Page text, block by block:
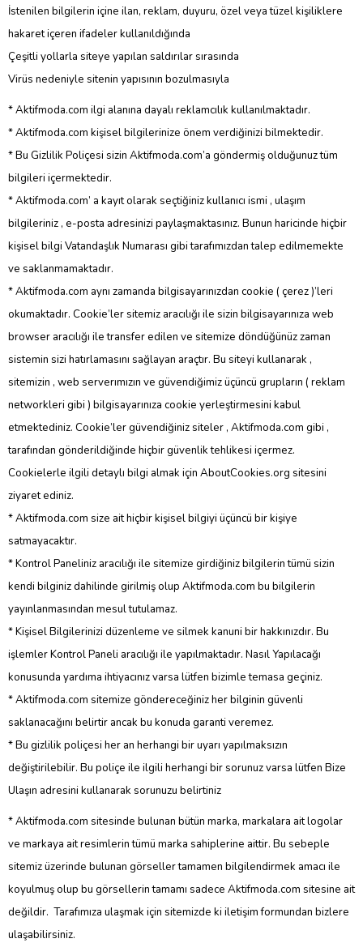
İstenilen bilgilerin içine ilan, reklam, duyuru, özel veya tüzel kişiliklere
hakaret içeren ifadeler kullanıldığında
Çeşitli yollarla siteye yapılan saldırılar sırasında
Virüs nedeniyle sitenin yapısının bozulmasıyla
* Aktifmoda.com ilgi alanına dayalı reklamcılık kullanılmaktadır.
* Aktifmoda.com kişisel bilgilerinize önem verdiğinizi bilmektedir.
* Bu Gizlilik Poliçesi sizin Aktifmoda.com’a göndermiş olduğunuz tüm
bilgileri içermektedir.
* Aktifmoda.com’ a kayıt olarak seçtiğiniz kullanıcı ismi , ulaşım
bilgileriniz , e-posta adresinizi paylaşmaktasınız. Bunun haricinde hiçbir
kişisel bilgi Vatandaşlık Numarası gibi tarafımızdan talep edilmemekte
ve saklanmamaktadır.
* Aktifmoda.com aynı zamanda bilgisayarınızdan cookie ( çerez )’leri
okumaktadır. Cookie’ler sitemiz aracılığı ile sizin bilgisayarınıza web
browser aracılığı ile transfer edilen ve sitemize döndüğünüz zaman
sistemin sizi hatırlamasını sağlayan araçtır. Bu siteyi kullanarak ,
sitemizin , web serverımızın ve güvendiğimiz üçüncü grupların ( reklam
networkleri gibi ) bilgisayarınıza cookie yerleştirmesini kabul
etmektediniz. Cookie’ler güvendiğiniz siteler , Aktifmoda.com gibi ,
tarafından gönderildiğinde hiçbir güvenlik tehlikesi içermez.
Cookielerle ilgili detaylı bilgi almak için AboutCookies.org sitesini
ziyaret ediniz.
* Aktifmoda.com size ait hiçbir kişisel bilgiyi üçüncü bir kişiye
satmayacaktır.
* Kontrol Paneliniz aracılığı ile sitemize girdiğiniz bilgilerin tümü sizin
kendi bilginiz dahilinde girilmiş olup Aktifmoda.com bu bilgilerin
yayınlanmasından mesul tutulamaz.
* Kişisel Bilgilerinizi düzenleme ve silmek kanuni bir hakkınızdır. Bu
işlemler Kontrol Paneli aracılığı ile yapılmaktadır. Nasıl Yapılacağı
konusunda yardıma ihtiyacınız varsa lütfen bizimle temasa geçiniz.
* Aktifmoda.com sitemize göndereceğiniz her bilginin güvenli
saklanacağını belirtir ancak bu konuda garanti veremez.
* Bu gizlilik poliçesi her an herhangi bir uyarı yapılmaksızın
değiştirilebilir. Bu poliçe ile ilgili herhangi bir sorunuz varsa lütfen Bize
Ulaşın adresini kullanarak sorunuzu belirtiniz
* Aktifmoda.com sitesinde bulunan bütün marka, markalara ait logolar
ve markaya ait resimlerin tümü marka sahiplerine aittir. Bu sebeple
sitemiz üzerinde bulunan görseller tamamen bilgilendirmek amacı ile
koyulmuş olup bu görsellerin tamamı sadece Aktifmoda.com sitesine ait
değildir. Tarafımıza ulaşmak için sitemizde ki iletişim formundan bizlere
ulaşabilirsiniz.